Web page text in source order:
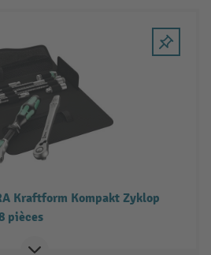
Kraftform Kompakt Zyklop
pièces